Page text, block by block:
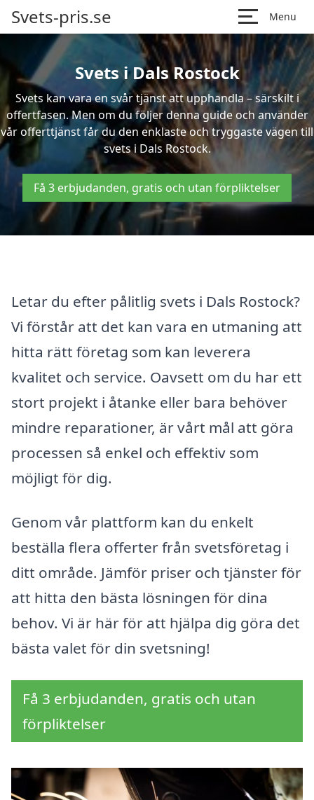
Svets-pris.se Menu
Svets i Dals Rostock
Svets kan vara en svår tjänst att upphandla – särskilt i
offertfasen. Men om du följer denna guide och använder
vår offerttjänst får du den enklaste och tryggaste vägen till
svets i Dals Rostock.
Få 3 erbjudanden, gratis och utan förpliktelser
Letar du efter pålitlig svets i Dals Rostock?
Vi förstår att det kan vara en utmaning att
hitta rätt företag som kan leverera
kvalitet och service. Oavsett om du har ett
stort projekt i åtanke eller bara behöver
mindre reparationer, är vårt mål att göra
processen så enkel och effektiv som
möjligt för dig.
Genom vår plattform kan du enkelt
beställa flera offerter från svetsföretag i
ditt område. Jämför priser och tjänster för
att hitta den bästa lösningen för dina
behov. Vi är här för att hjälpa dig göra det
bästa valet för din svetsning!
Få 3 erbjudanden, gratis och utan
förpliktelser